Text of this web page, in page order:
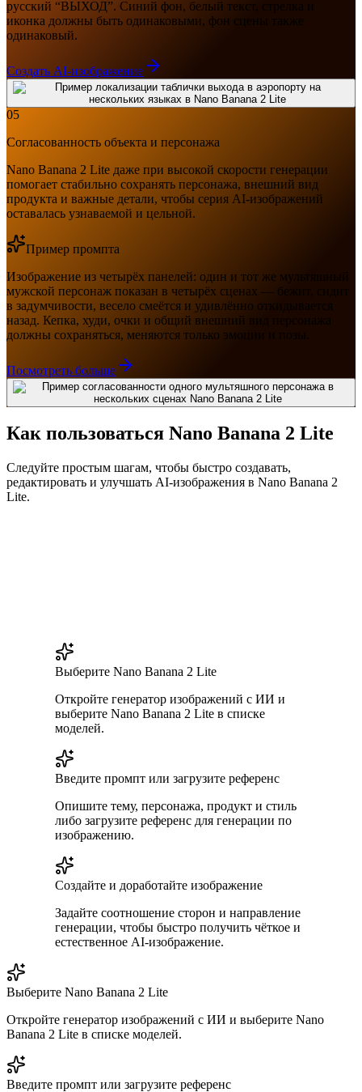
русский “ВЫХОД”. Синий фон, белый текст, стрелка и
иконка должны быть одинаковыми, фон сцены также
одинаковый.
Создать AI-изображение
05
Согласованность объекта и персонажа
Nano Banana 2 Lite даже при высокой скорости генерации
помогает стабильно сохранять персонажа, внешний вид
продукта и важные детали, чтобы серия AI-изображений
оставалась узнаваемой и цельной.
Пример промпта
Изображение из четырёх панелей: один и тот же мультяшный
мужской персонаж показан в четырёх сценах — бежит, сидит
в задумчивости, весело смеётся и удивлённо откидывается
назад. Кепка, худи, очки и общий внешний вид персонажа
должны сохраняться, меняются только эмоции и позы.
Посмотреть больше
Как пользоваться Nano Banana 2 Lite
Следуйте простым шагам, чтобы быстро создавать,
редактировать и улучшать AI-изображения в Nano Banana 2
Lite.
Выберите Nano Banana 2 Lite
Откройте генератор изображений с ИИ и
выберите Nano Banana 2 Lite в списке
моделей.
Введите промпт или загрузите референс
Опишите тему, персонажа, продукт и стиль
либо загрузите референс для генерации по
изображению.
Создайте и доработайте изображение
Задайте соотношение сторон и направление
генерации, чтобы быстро получить чёткое и
естественное AI-изображение.
Выберите Nano Banana 2 Lite
Откройте генератор изображений с ИИ и выберите Nano
Banana 2 Lite в списке моделей.
Введите промпт или загрузите референс